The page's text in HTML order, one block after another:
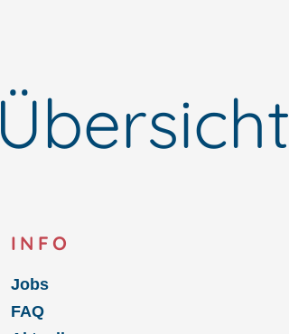
Übersicht
INFO
Jobs
FAQ